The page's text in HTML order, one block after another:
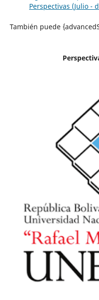
Perspectivas (Julio -
También puede